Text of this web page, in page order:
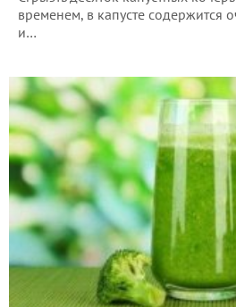
временем, в капусте содержится
и…